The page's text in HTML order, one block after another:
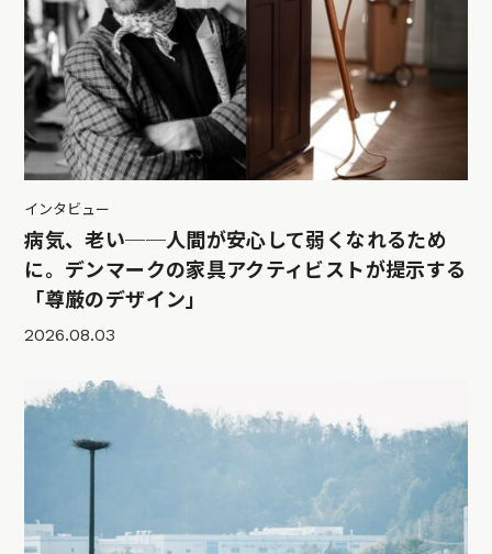
インタビュー
病気、老い──人間が安心して弱くなれるため
に。デンマークの家具アクティビストが提示する
「尊厳のデザイン」
2026.08.03